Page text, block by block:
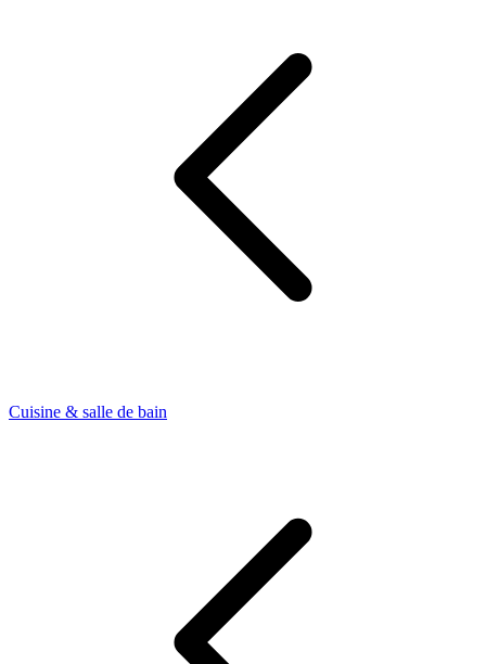
Cuisine & salle de bain